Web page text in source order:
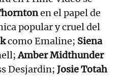
en el papel de
popular y cruel del
como Emaline; Siena
Amber Midthunder
Desjardin; Josie Totah